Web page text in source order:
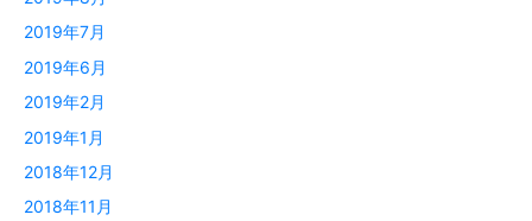
2019年7月
2019年6月
2019年2月
2019年1月
2018年12月
2018年11月